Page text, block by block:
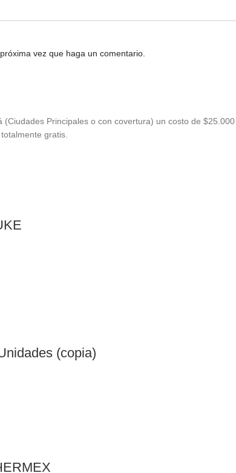
vez que haga un comentario.
Principales o con covertura) un costo de
gratis.
(copia)